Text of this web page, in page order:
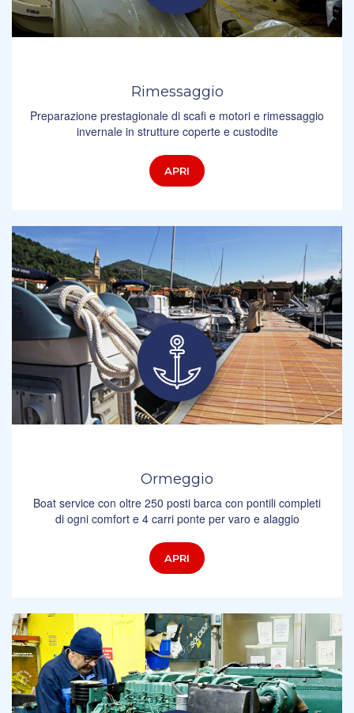
Rimessaggio
Preparazione prestagionale di scafi e motori e rimessaggio
invernale in strutture coperte e custodite
Ormeggio
Boat service con oltre 250 posti barca con pontili completi
di ogni comfort e 4 carri ponte per varo e alaggio